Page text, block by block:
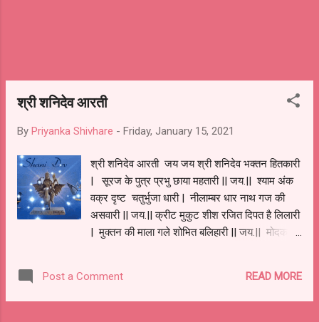
श्री शनिदेव आरती
By Priyanka Shivhare - Friday, January 15, 2021
श्री शनिदेव आरती जय जय श्री शनिदेव भक्तन हितकारी
| सूरज के पुत्र प्रभु छाया महतारी || जय.|| श्याम अंक
वक्र दृष्ट चतुर्भुजा धारी | नीलाम्बर धार नाथ गज की
असवारी || जय.|| क्रीट मुकुट शीश रजित दिपत है लिलारी
| मुक्तन की माला गले शोभित बलिहारी || जय.|| मोदक
| विश्वनाथ धारण ध्यान शरण हैं तुम्हारी || जय.|| जय जय
श्री शनिदेव भक्तन हितकारी | सूरज के पुत्र प्रभु छाया
Post a Comment READ MORE